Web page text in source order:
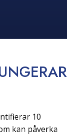
10
kan påverka